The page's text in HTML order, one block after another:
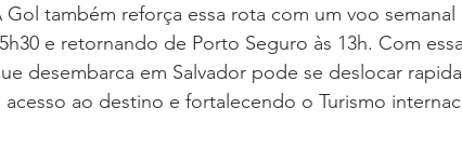
Gol também reforça essa rota com um voo
e retornando de Porto Seguro às 13h. Com
desembarca em Salvador pode se deslocar
acesso ao destino e fortalecendo o Turismo